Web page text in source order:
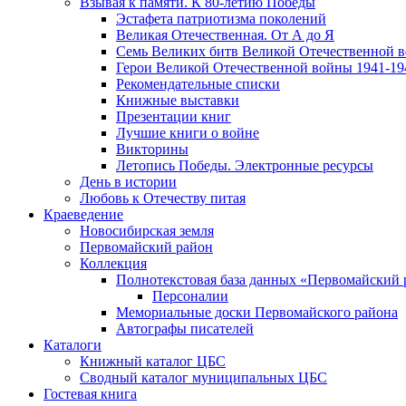
Эcтафета патриотизма поколений
Великая Отечественная. От А до Я
Семь Великих битв Великой Отечественной
Герои Великой Отечественной войны 1941-
Рекомендательные списки
Книжные выставки
Презентации книг
Лучшие книги о войне
Викторины
Летопись Победы. Электронные ресурсы
День в истории
Любовь к Отечеству питая
Краеведение
Новосибирская земля
Первомайский район
Коллекция
Полнотекстовая база данных «Первомайский
Персоналии
Мемориальные доски Первомайского района
Автографы писателей
Каталоги
Книжный каталог ЦБС
Сводный каталог муниципальных ЦБС
Гостевая книга